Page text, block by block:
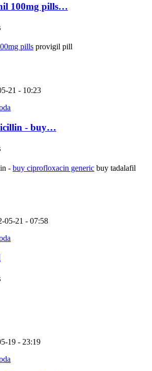
100mg pills…
pills provigil pill
21 - 10:23
- buy…
- buy ciprofloxacin generic buy tadalafil
05-21 - 07:58
19 - 23:19